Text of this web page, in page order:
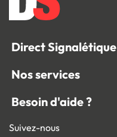
Direct Signalétique
Nos services
Besoin d'aide ?
Suivez-nous